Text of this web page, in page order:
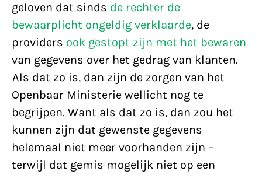
geloven dat sinds de rechter de
bewaarplicht ongeldig verklaarde, de
providers ook gestopt zijn met het bewaren
van gegevens over het gedrag van klanten.
Als dat zo is, dan zijn de zorgen van het
Openbaar Ministerie wellicht nog te
begrijpen. Want als dat zo is, dan zou het
kunnen zijn dat gewenste gegevens
helemaal niet meer voorhanden zijn –
terwijl dat gemis mogelijk niet op een